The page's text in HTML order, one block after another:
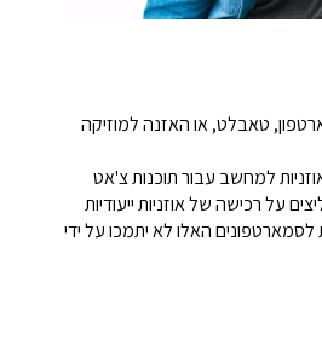
טאבלט, או האזנה למוזיקה
למחשב עבור תוכנות צ'אט
על רכישה של אוזניות ייעודיות
לסמארטפונים האלו לא יתמכו על ידי